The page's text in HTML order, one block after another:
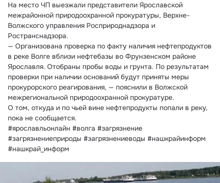
На место ЧП выезжали представители Ярославской
межрайонной природоохранной прокуратуры, Верхне-
Волжского управления Росприроднадзора и
Ространснадзора.
— Организована проверка по факту наличия нефтепродуктов
в реке Волге вблизи нефтебазы во Фрунзенском районе
Ярославля. Отобраны пробы воды и грунта. По результатам
проверки при наличии оснований будут приняты меры
прокурорского реагирования, — пояснили в Волжской
межрегиональной природоохранной прокуратуре.
О том, откуда и по чьей вине нефтепродукты попали в реку,
пока не сообщается.
#ярославльонлайн #волга #загрязнение
#загрязнениеприроды #загрязнениеводы #нашкрайинформ
#нашкрай_информ